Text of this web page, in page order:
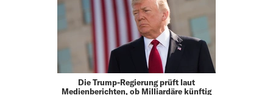
Die Trump-Regierung prüft laut
Medienberichten, ob Milliardäre künftig